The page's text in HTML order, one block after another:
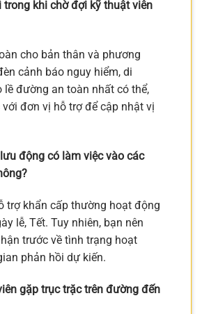
trong khi chờ đợi kỹ thuật viên
cho bản thân và phương
cảnh báo nguy hiểm, di
lề đường an toàn nhất có thể,
đơn vị hỗ trợ để cập nhật vị
động có làm việc vào các
trợ khẩn cấp thường hoạt động
lễ, Tết. Tuy nhiên, bạn nên
trước về tình trạng hoạt
phản hồi dự kiến.
gặp trục trặc trên đường đến